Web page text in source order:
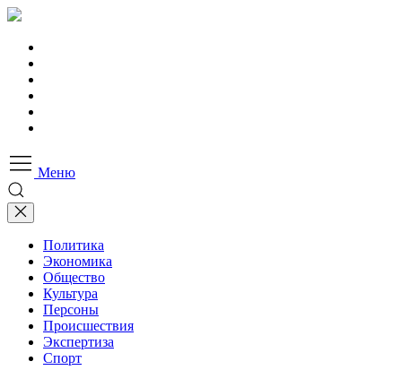
Меню
Политика
Экономика
Общество
Культура
Персоны
Происшествия
Экспертиза
Спорт